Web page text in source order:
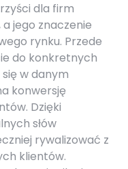
dla firm
a jego znaczenie
rynku. Przede
do konkretnych
w danym
konwersję
Dzięki
słów
rywalizować z
klientów.